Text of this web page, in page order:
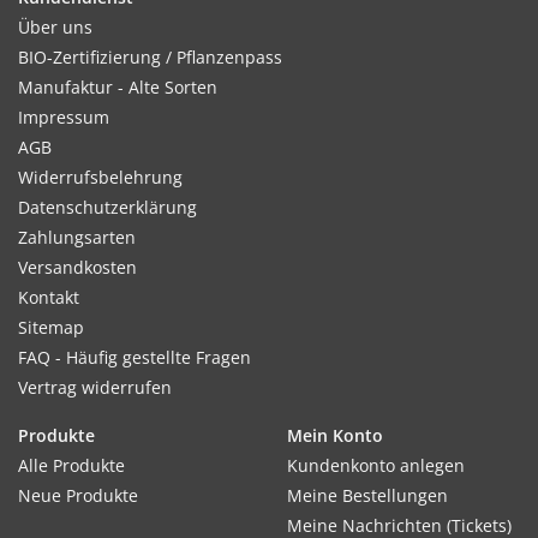
Über uns
BIO-Zertifizierung / Pflanzenpass
Manufaktur - Alte Sorten
Impressum
AGB
Widerrufsbelehrung
Datenschutzerklärung
Zahlungsarten
Versandkosten
Kontakt
Sitemap
FAQ - Häufig gestellte Fragen
Vertrag widerrufen
Produkte
Alle Produkte
Neue Produkte
Mein Konto
Kundenkonto anlegen
Meine Bestellungen
Meine Nachrichten (Tickets)